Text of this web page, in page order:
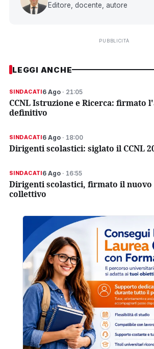
Editore, docente, autore
PUBBLICITÀ
LEGGI ANCHE
SINDACATI6 Ago· 21:05
CCNL Istruzione e Ricerca: firmato
definitivo
SINDACATI6 Ago· 18:00
Dirigenti scolastici: siglato il CCNL
SINDACATI6 Ago· 16:55
Dirigenti scolastici, firmato il
collettivo